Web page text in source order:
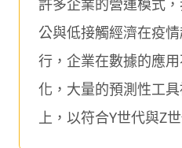
公與低接觸經濟在疫
行，企業在數據的應
化，大量的預測性工
上，以符合Y世代與Z